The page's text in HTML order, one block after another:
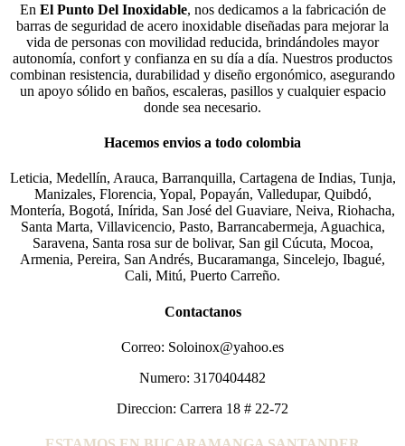
En El Punto Del Inoxidable, nos dedicamos a la fabricación de
barras de seguridad de acero inoxidable diseñadas para mejorar la
vida de personas con movilidad reducida, brindándoles mayor
autonomía, confort y confianza en su día a día. Nuestros productos
combinan resistencia, durabilidad y diseño ergonómico, asegurando
un apoyo sólido en baños, escaleras, pasillos y cualquier espacio
donde sea necesario.
Hacemos envios a todo colombia
Leticia, Medellín, Arauca, Barranquilla, Cartagena de Indias, Tunja,
Manizales, Florencia, Yopal, Popayán, Valledupar, Quibdó,
Montería, Bogotá, Inírida, San José del Guaviare, Neiva, Riohacha,
Santa Marta, Villavicencio, Pasto, Barrancabermeja, Aguachica,
Saravena, Santa rosa sur de bolivar, San gil Cúcuta, Mocoa,
Armenia, Pereira, San Andrés, Bucaramanga, Sincelejo, Ibagué,
Cali, Mitú, Puerto Carreño.
Contactanos
Correo: Soloinox@yahoo.es
Numero: 3170404482
Direccion: Carrera 18 # 22-72